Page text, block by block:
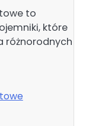
to
które
różnorodnych